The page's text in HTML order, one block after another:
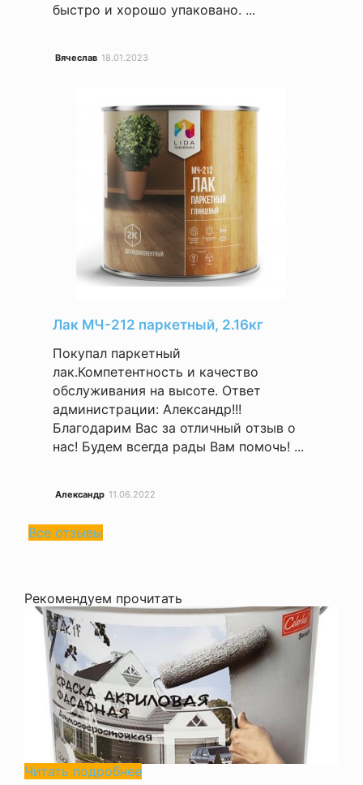
быстро и хорошо упаковано. ...
Вячеслав 18.01.2023
Лак МЧ-212 паркетный, 2.16кг
Покупал паркетный
лак.Компетентность и качество
обслуживания на высоте. Ответ
администрации: Александр!!!
Благодарим Вас за отличный отзыв о
нас! Будем всегда рады Вам помочь! ...
Александр 11.06.2022
Все отзывы
Рекомендуем прочитать
Читать подробнее